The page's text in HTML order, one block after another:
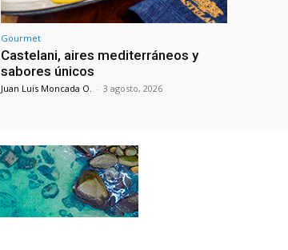
Gourmet
Castelani, aires mediterráneos y
sabores únicos
Juan Luis Moncada O. - 3 agosto, 2026